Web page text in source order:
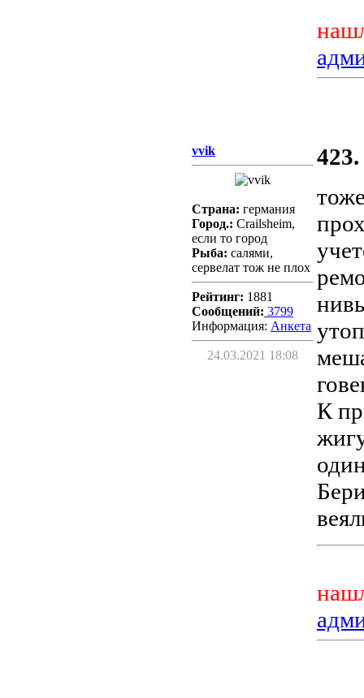
vvik
Страна: германия
Город.: Crailsheim,
если то город
Рыба: салями,
сервелат тож не плох
Рейтинг: 1881
Сообщений: 3799
Информация: Aнкета
24.03.2021 18:08
423.
К